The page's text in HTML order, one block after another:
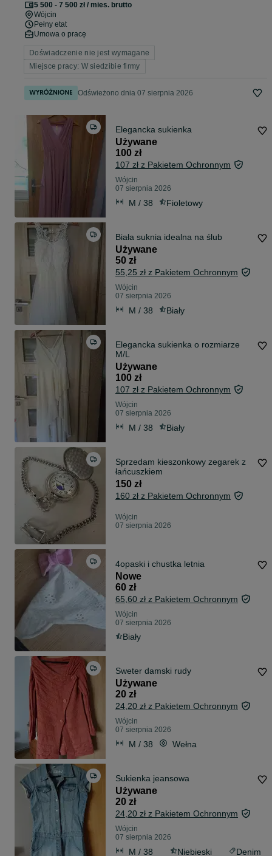
5 500 - 7 500 zł / mies. brutto
Wójcin
Pełny etat
Umowa o pracę
Doświadczenie nie jest wymagane
Miejsce pracy: W siedzibie firmy
Odświeżono dnia 07 sierpnia 2026
Elegancka sukienka
Używane
100 zł
107 zł z Pakietem Ochronnym
Wójcin
07 sierpnia 2026
M / 38 Fioletowy
Biała suknia idealna na ślub
Używane
50 zł
55,25 zł z Pakietem Ochronnym
Wójcin
07 sierpnia 2026
M / 38 Biały
Elegancka sukienka o rozmiarze
M/L
Używane
100 zł
107 zł z Pakietem Ochronnym
Wójcin
07 sierpnia 2026
M / 38 Biały
Sprzedam kieszonkowy zegarek z
łańcuszkiem
150 zł
160 zł z Pakietem Ochronnym
Wójcin
07 sierpnia 2026
4opaski i chustka letnia
Nowe
60 zł
65,60 zł z Pakietem Ochronnym
Wójcin
07 sierpnia 2026
Biały
Sweter damski rudy
Używane
20 zł
24,20 zł z Pakietem Ochronnym
Wójcin
07 sierpnia 2026
M / 38 Wełna
Sukienka jeansowa
Używane
20 zł
24,20 zł z Pakietem Ochronnym
Wójcin
07 sierpnia 2026
M / 38 Niebieski
Denim